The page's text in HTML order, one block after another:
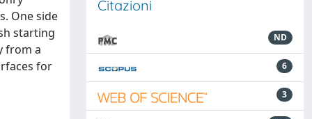
One side
starting
from a
for
Citazioni
ND
6
3